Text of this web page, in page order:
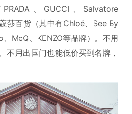
、GUCCI、Salvatore
莎百货（其中有Chloé、See By
McQ、KENZO等品牌）。不用
不用出国门也能低价买到名牌，